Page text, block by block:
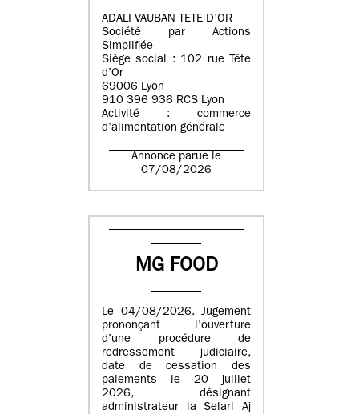
ADALI VAUBAN TETE D’OR
Société par Actions
Simplifiée
Siège social : 102 rue Tête
d’Or
69006 Lyon
910 396 936 RCS Lyon
Activité : commerce
d’alimentation générale
Annonce parue le
07/08/2026
MG FOOD
Le 04/08/2026. Jugement
prononçant l’ouverture
d’une procédure de
redressement judiciaire,
date de cessation des
paiements le 20 juillet
2026, désignant
administrateur la Selarl Aj